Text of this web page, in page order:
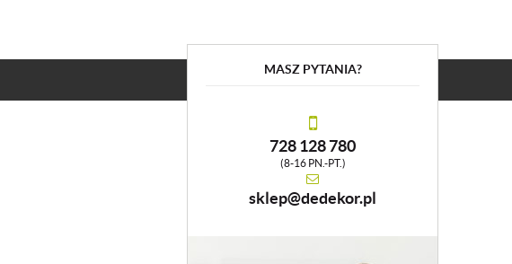
MASZ PYTANIA?
728 128 780
(8-16 PN.-PT.)
sklep@dedekor.pl